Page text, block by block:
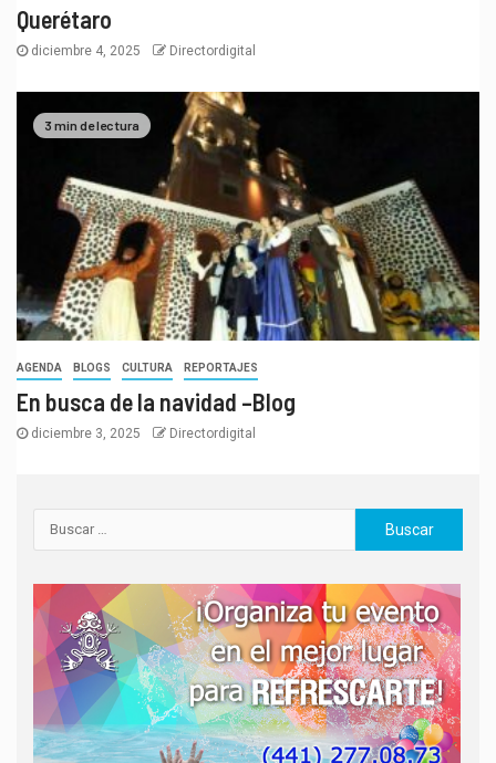
Querétaro
diciembre 4, 2025 Directordigital
3 min de lectura
AGENDA BLOGS CULTURA REPORTAJES
En busca de la navidad –Blog
diciembre 3, 2025 Directordigital